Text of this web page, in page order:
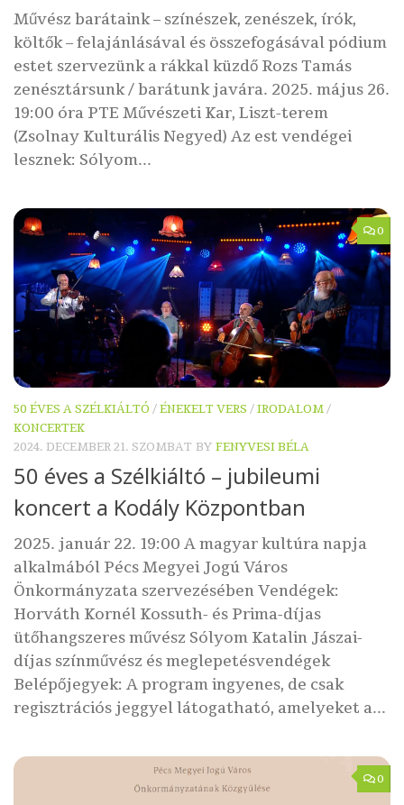
Művész barátaink – színészek, zenészek, írók,
költők – felajánlásával és összefogásával pódium
estet szervezünk a rákkal küzdő Rozs Tamás
zenésztársunk / barátunk javára. 2025. május 26.
19:00 óra PTE Művészeti Kar, Liszt-terem
(Zsolnay Kulturális Negyed) Az est vendégei
lesznek: Sólyom...
0
50 ÉVES A SZÉLKIÁLTÓ /ÉNEKELT VERS /IRODALOM/
KONCERTEK
2024. DECEMBER 21. SZOMBAT BY FENYVESI BÉLA
50 éves a Szélkiáltó – jubileumi
koncert a Kodály Központban
2025. január 22. 19:00 A magyar kultúra napja
alkalmából Pécs Megyei Jogú Város
Önkormányzata szervezésében Vendégek:
Horváth Kornél Kossuth- és Prima-díjas
ütőhangszeres művész Sólyom Katalin Jászai-
díjas színművész és meglepetésvendégek
Belépőjegyek: A program ingyenes, de csak
regisztrációs jeggyel látogatható, amelyeket a...
0